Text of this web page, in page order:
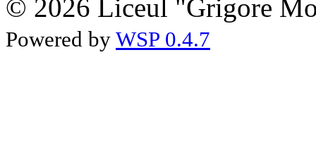
© 2026 Liceul "Grigore
Powered by WSP 0.4.7